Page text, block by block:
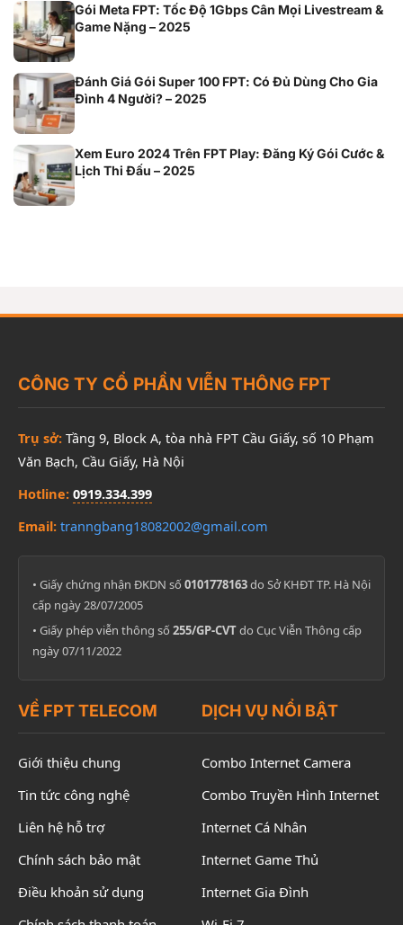
Gói Meta FPT: Tốc Độ 1Gbps Cân Mọi Livestream &
Game Nặng – 2025
Đánh Giá Gói Super 100 FPT: Có Đủ Dùng Cho Gia
Đình 4 Người? – 2025
Xem Euro 2024 Trên FPT Play: Đăng Ký Gói Cước &
Lịch Thi Đấu – 2025
CÔNG TY CỔ PHẦN VIỄN THÔNG FPT
Trụ sở: Tầng 9, Block A, tòa nhà FPT Cầu Giấy, số 10 Phạm
Văn Bạch, Cầu Giấy, Hà Nội
Hotline: 0919.334.399
Email: tranngbang18082002@gmail.com
• Giấy chứng nhận ĐKDN số 0101778163do Sở KHĐT TP. Hà Nội
cấp ngày 28/07/2005
• Giấy phép viễn thông số 255/GP-CVTdo Cục Viễn Thông cấp
ngày 07/11/2022
VỀ FPT TELECOM
Giới thiệu chung
Tin tức công nghệ
Liên hệ hỗ trợ
Chính sách bảo mật
Điều khoản sử dụng
DỊCH VỤ NỔI BẬT
Combo Internet Camera
Combo Truyền Hình Internet
Internet Cá Nhân
Internet Game Thủ
Internet Gia Đình